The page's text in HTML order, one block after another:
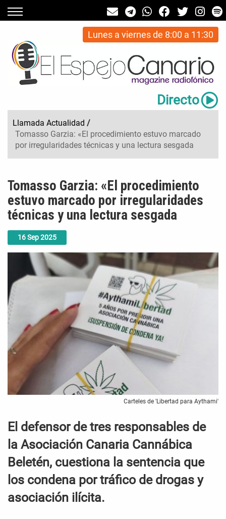
Lunes a viernes de 8:00 a 11:30
Directo
Llamada Actualidad /
Tomasso Garzia: «El procedimiento estuvo marcado
por irregularidades técnicas y una lectura sesgada
16Sep2025
Tomasso Garzia: «El procedimiento
estuvo marcado por irregularidades
técnicas y una lectura sesgada
Carteles de 'Libertad para Aythami'
El defensor de tres responsables de
la Asociación Canaria Cannábica
Beletén, cuestiona la sentencia que
los condena por tráfico de drogas y
asociación ilícita.